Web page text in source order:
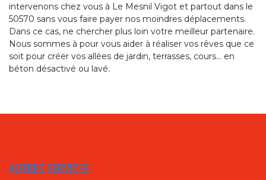
intervenons chez vous à Le Mesnil Vigot et partout dans le
50570 sans vous faire payer nos moindres déplacements.
Dans ce cas, ne chercher plus loin votre meilleur partenaire.
Nous sommes à pour vous aider à réaliser vos rêves que ce
soit pour créer vos allées de jardin, terrasses, cours… en
béton désactivé ou lavé.
AUTRES SERVICES